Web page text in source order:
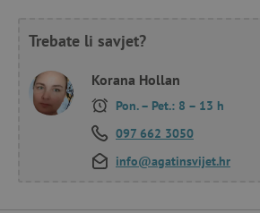
Trebate li savjet?
Korana Hollan
Pon. – Pet.: 8 – 13 h
097 662 3050
info@agatinsvijet.hr